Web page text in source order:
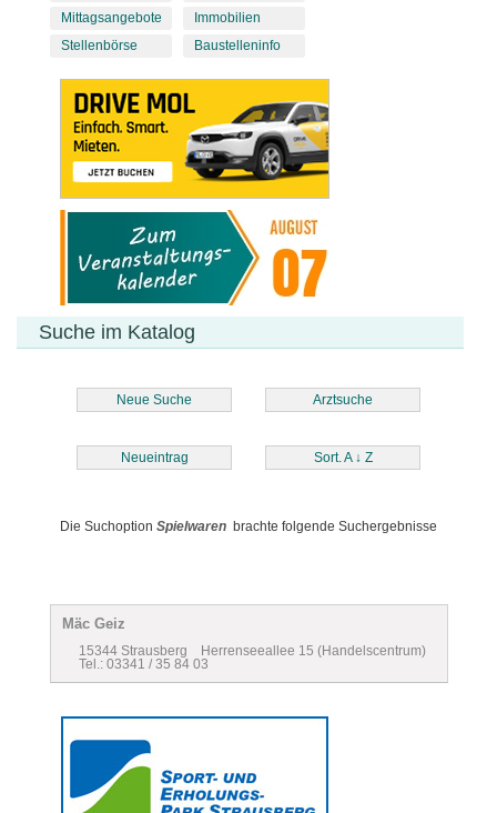
Mittagsangebote
Stellenbörse
Immobilien
Baustelleninfo
Suche im Katalog
Neue Suche Arztsuche
Neueintrag Sort. A ↓ Z
Die Suchoption Spielwaren brachte folgende Suchergebnisse
Mäc Geiz
15344 Strausberg Herrenseeallee 15 (Handelscentrum)
Tel.: 03341 / 35 84 03